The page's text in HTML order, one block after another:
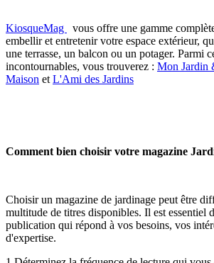
KiosqueMag
vous offre une gamme
embellir et entretenir votre espace extérieur,
une terrasse, un balcon ou un potager. Parmi
incontournables, vous trouverez : Mon Jardin
Maison et L'Ami des Jardins
Comment bien choisir votre magazine
Choisir un magazine de jardinage peut être
multitude de titres disponibles. Il est essentiel
publication qui répond à vos besoins, vos
d'expertise.